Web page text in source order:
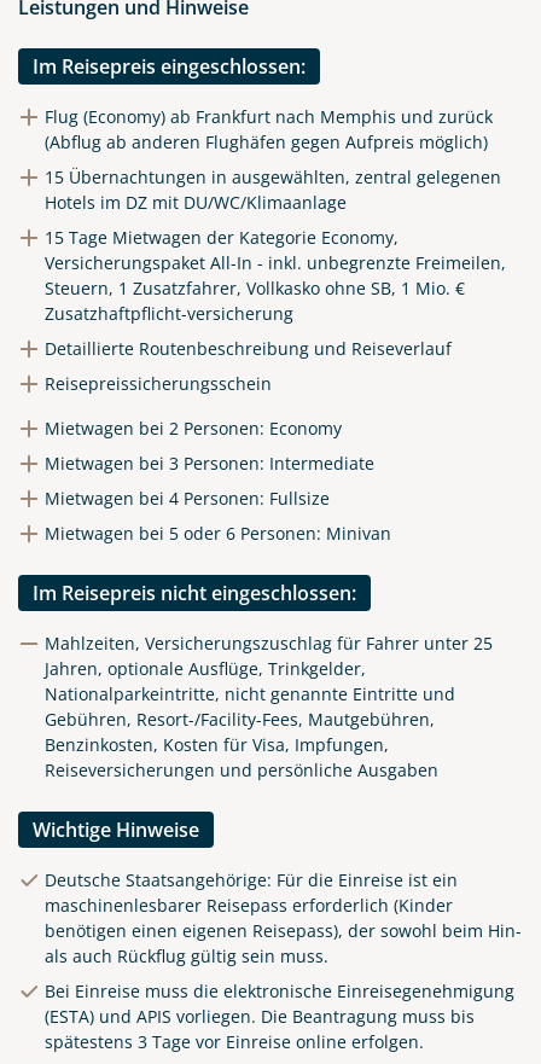
Leistungen und Hinweise
Im Reisepreis eingeschlossen:
Flug (Economy) ab Frankfurt nach Memphis und zurück
(Abflug ab anderen Flughäfen gegen Aufpreis möglich)
15 Übernachtungen in ausgewählten, zentral gelegenen
Hotels im DZ mit DU/WC/Klimaanlage
15 Tage Mietwagen der Kategorie Economy,
Versicherungspaket All-In - inkl. unbegrenzte Freimeilen,
Steuern, 1 Zusatzfahrer, Vollkasko ohne SB, 1 Mio. €
Zusatzhaftpflicht-versicherung
Detaillierte Routenbeschreibung und Reiseverlauf
Reisepreissicherungsschein
Mietwagen bei 2 Personen: Economy
Mietwagen bei 3 Personen: Intermediate
Mietwagen bei 4 Personen: Fullsize
Mietwagen bei 5 oder 6 Personen: Minivan
Im Reisepreis nicht eingeschlossen:
Mahlzeiten, Versicherungszuschlag für Fahrer unter 25
Jahren, optionale Ausflüge, Trinkgelder,
Nationalparkeintritte, nicht genannte Eintritte und
Gebühren, Resort-/Facility-Fees, Mautgebühren,
Benzinkosten, Kosten für Visa, Impfungen,
Reiseversicherungen und persönliche Ausgaben
Wichtige Hinweise
Deutsche Staatsangehörige: Für die Einreise ist ein
maschinenlesbarer Reisepass erforderlich (Kinder
benötigen einen eigenen Reisepass), der sowohl beim Hin-
als auch Rückflug gültig sein muss.
Bei Einreise muss die elektronische Einreisegenehmigung
(ESTA) und APIS vorliegen. Die Beantragung muss bis
spätestens 3 Tage vor Einreise online erfolgen.